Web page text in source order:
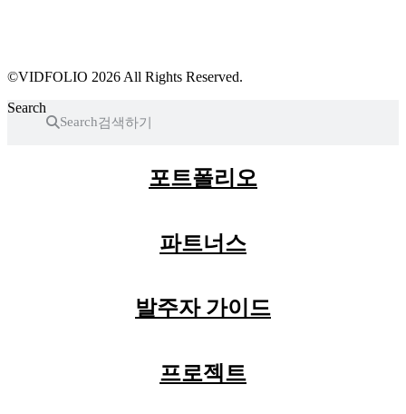
©VIDFOLIO 2026 All Rights Reserved.
Search
Search
포트폴리오
파트너스
발주자 가이드
프로젝트